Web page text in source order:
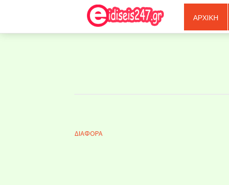
Ξερόλας ΑΡΧΙΚΗ
ΔΙΑΦΟΡΑ